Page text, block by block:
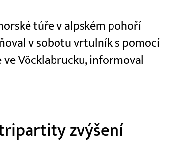
túře v alpském pohoří
v sobotu vrtulník s pomocí
Vöcklabrucku, informoval
zvýšení